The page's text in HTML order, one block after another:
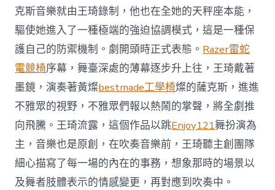
克斯音樂就由王琦錄制，他也在全她的天秤座本能，
驅使她進入了一種極端的強迫協調模式，這是一種保
護自己的防禦機制。劇開頭時正式表態。 Razer雷蛇
電競椅序幕，舞臺深處的薄幕逐步升上往，王琦戴著
墨鏡，演奏著黃燦bestmade工學椅燦的薩克斯，進進
不雅眾的視野，不雅眾們報以熱鬧的掌聲，將全劇推
向飛騰。王琦流露，這個作品以跳Enjoy121舞扮演為
主，音樂也是原創，在吹奏音樂前，王琦聽主創團隊
細心描寫了每一場的內在的事務，想象那時的場景以
及舞者肢體表示的情感變更，再對應到吹奏中。